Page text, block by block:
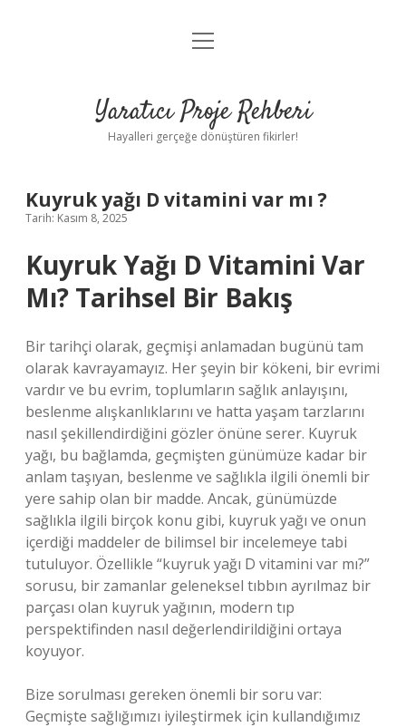
Anasayfa
Yasal Uyarı
menüyü
Yaratıcı Proje Rehberi
Hayalleri gerçeğe dönüştüren fikirler!
Kuyruk yağı D vitamini var mı ?
Tarih: Kasım 8, 2025
Kuyruk Yağı D Vitamini Var
Mı? Tarihsel Bir Bakış
Bir tarihçi olarak, geçmişi anlamadan bugünü tam
olarak kavrayamayız. Her şeyin bir kökeni, bir evrimi
vardır ve bu evrim, toplumların sağlık anlayışını,
beslenme alışkanlıklarını ve hatta yaşam tarzlarını
nasıl şekillendirdiğini gözler önüne serer. Kuyruk
yağı, bu bağlamda, geçmişten günümüze kadar bir
anlam taşıyan, beslenme ve sağlıkla ilgili önemli bir
yere sahip olan bir madde. Ancak, günümüzde
sağlıkla ilgili birçok konu gibi, kuyruk yağı ve onun
içerdiği maddeler de bilimsel bir incelemeye tabi
tutuluyor. Özellikle “kuyruk yağı D vitamini var mı?”
sorusu, bir zamanlar geleneksel tıbbın ayrılmaz bir
parçası olan kuyruk yağının, modern tıp
perspektifinden nasıl değerlendirildiğini ortaya
koyuyor.
Bize sorulması gereken önemli bir soru var:
Geçmişte sağlığımızı iyileştirmek için kullandığımız